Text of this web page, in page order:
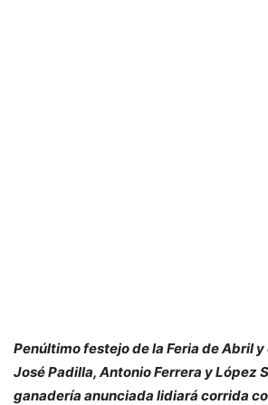
Penúltimo festejo de la Feria de Abril
José Padilla, Antonio Ferrera y López
ganadería anunciada lidiará corrida